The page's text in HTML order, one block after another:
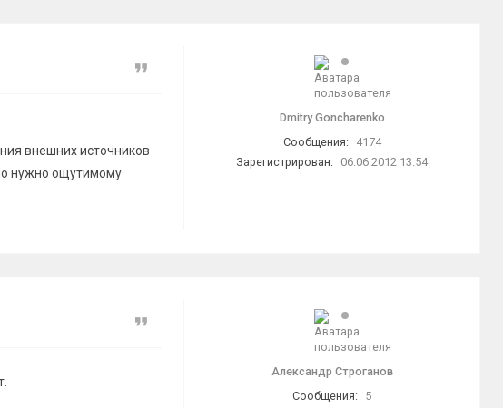
Dmitry Goncharenko
Сообщения:
4174
Зарегистрирован:
06.06.2012 13:54
Цитата
внешних источников
нужно ощутимому
Александр Строганов
Сообщения:
5
Цитата